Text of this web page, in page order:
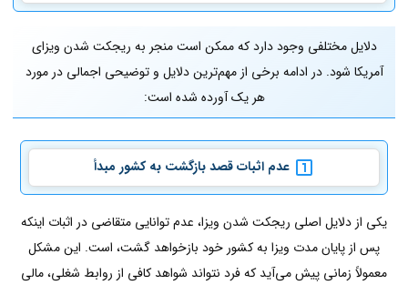
دلایل مختلفی وجود دارد که ممکن است منجر به ریجکت شدن ویزای
آمریکا شود. در ادامه برخی از مهم‌ترین دلایل و توضیحی اجمالی در مورد
هر یک آورده شده است:
عدم اثبات قصد بازگشت به کشور مبدأ
یکی از دلایل اصلی ریجکت شدن ویزا، عدم توانایی متقاضی در اثبات اینکه
پس از پایان مدت ویزا به کشور خود بازخواهد گشت، است. این مشکل
معمولاً زمانی پیش می‌آید که فرد نتواند شواهد کافی از روابط شغلی، مالی